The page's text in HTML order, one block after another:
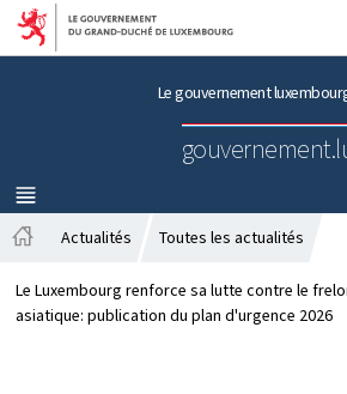
Aller au menu principal
Aller au contenu
Le gouvernement
MENU
PRINCIPAL
c
c
Actualités Toutes les actualités
Le Luxembourg renforce sa lutte contre le
asiatique: publication du plan d'urgence 2026